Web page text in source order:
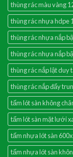
thùng rác màu vàng
thùng rác nhựa hdpe
thùng rác nhựa nắp
thùng rác nhựa nắp
thùng rác nắp lật duy
thùng rác nắp đẩy
tấm lót sàn không
tấm lót sàn mặt lưới
tấm nhựa lót sàn
tấm nhựa lót sàn